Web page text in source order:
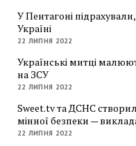
У Пентагоні
Україні
22 ЛИПНЯ 2022
Українські митці
на ЗСУ
22 ЛИПНЯ 2022
Sweet.tv та ДСНС
мінної безпеки —
22 ЛИПНЯ 2022